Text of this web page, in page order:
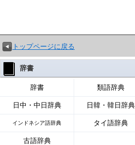
トップページに戻る
辞書
辞書 類語辞典
日中・中日辞典 日韓・韓日辞典
インドネシア語辞典 タイ語辞典
古語辞典